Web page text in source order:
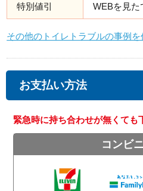
特別値引 WEBを見た
その他のトイレトラブルの事例を
お支払い方法
緊急時に持ち合わせが無くても
コンビ